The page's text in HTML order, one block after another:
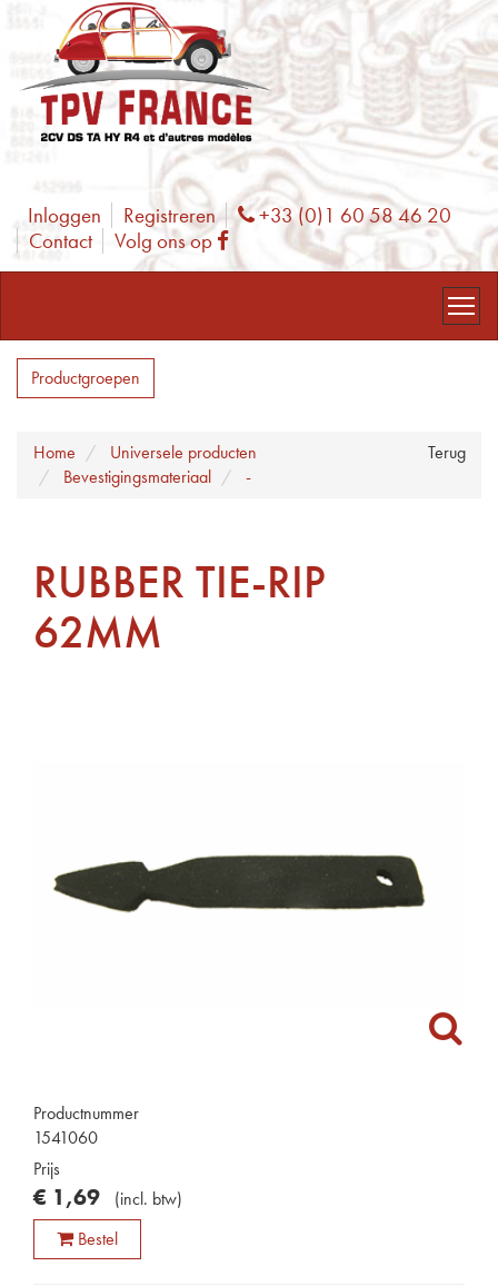
Inloggen Registreren Phone
+33 (0)1 60 58 46 20
Contact
Volg ons op Facebook
Productgroepen
Terug
Home
Universele producten
Bevestigingsmateriaal
-
RUBBER TIE-RIP
62MM
Productnummer
1541060
Prijs
€ 1,69 (incl. btw)
Bestel